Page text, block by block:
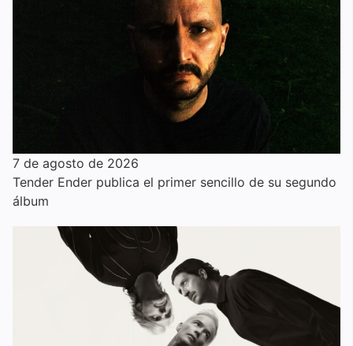
7 de agosto de 2026
Tender Ender publica el primer sencillo de su segundo
álbum